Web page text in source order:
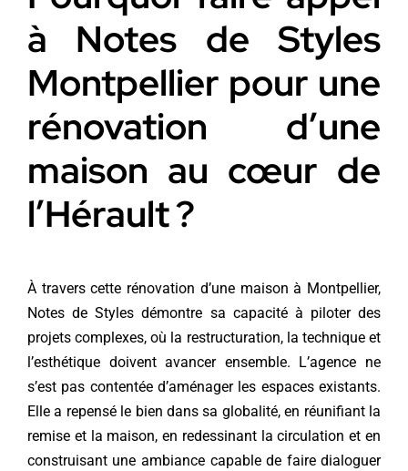
à Notes de Styles
Montpellier pour une
rénovation d’une
maison au cœur de
l’Hérault ?
À travers cette rénovation d’une maison à Montpellier,
Notes de Styles démontre sa capacité à piloter des
projets complexes, où la restructuration, la technique et
l’esthétique doivent avancer ensemble. L’agence ne
s’est pas contentée d’aménager les espaces existants.
Elle a repensé le bien dans sa globalité, en réunifiant la
remise et la maison, en redessinant la circulation et en
construisant une ambiance capable de faire dialoguer